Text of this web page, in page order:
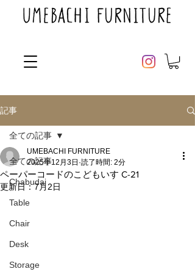
記事
全ての記事
Chabudai
Table
Chair
Desk
Storage
全ての記事
ペーパーコードのこどもいす C-21
UMEBACHI FURNITURE
2025年12月3日 読了時間: 2分
更新日：7月2日